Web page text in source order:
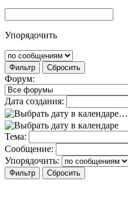
Упорядочить
Фильтр Сбросить
Форум:
Дата создания:
…
Тема:
Сообщение:
Упорядочить: